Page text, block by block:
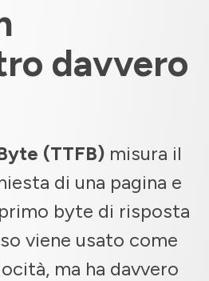
davvero
(TTFB) misura il
di una pagina e
byte di risposta
viene usato come
ma ha davvero